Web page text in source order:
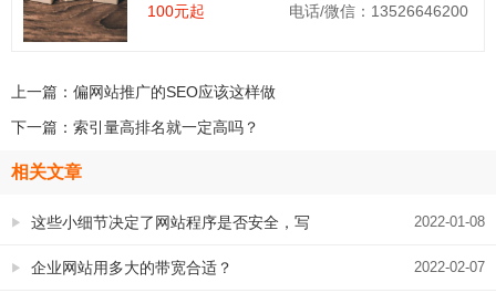
100元起 电话/微信：13526646200
上一篇： 偏网站推广的SEO应该这样做
下一篇： 索引量高排名就一定高吗？
相关文章
2022-01-08
这些小细节决定了网站程序是否安全，写
程序时候一定要看，关乎安全更关乎 2022-02-07
企业网站用多大的带宽合适？